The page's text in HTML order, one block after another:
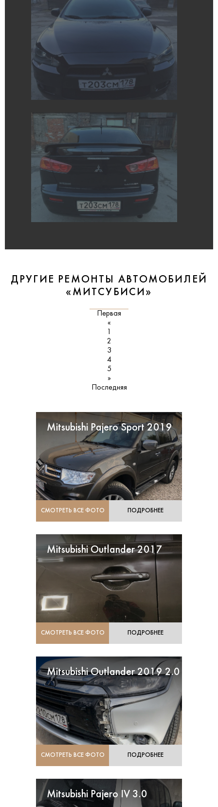
ДРУГИЕ РЕМОНТЫ АВТОМОБИЛЕЙ
«МИТСУБИСИ»
Первая
«
2
3
4
5
»
Последняя
Mitsubishi Pajero Sport 2019
СМОТРЕТЬ ВСЕ ФОТО ПОДРОБНЕЕ
Mitsubishi Outlander 2017
СМОТРЕТЬ ВСЕ ФОТО ПОДРОБНЕЕ
Mitsubishi Outlander 2019 2.0
СМОТРЕТЬ ВСЕ ФОТО ПОДРОБНЕЕ
Mitsubishi Pajero IV 3.0